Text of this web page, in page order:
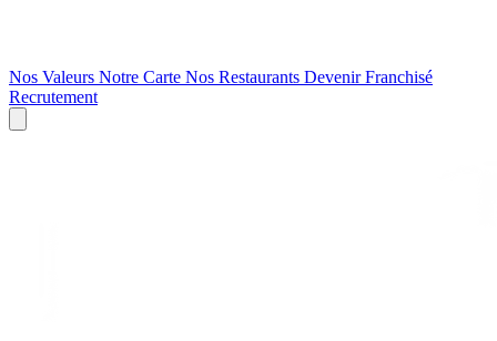
Nos Valeurs Notre Carte Nos Restaurants Devenir Franchisé
Recrutement